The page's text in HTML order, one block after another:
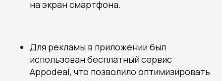
на экран смартфона.
Для рекламы в приложении был
использован бесплатный сервис
Appodeal, что позволило оптимизировать